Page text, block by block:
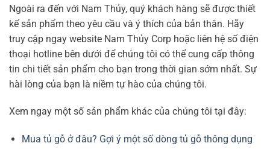
Ngoài ra đến với Nam Thủy, quý khách hàng sẽ được thiết
kế sản phẩm theo yêu cầu và ý thích của bản thân. Hãy
truy cập ngay website Nam Thủy Corp hoặc liên hệ số điện
thoại hotline bên dưới để chúng tôi có thể cung cấp thông
tin chi tiết sản phẩm cho bạn trong thời gian sớm nhất. Sự
hài lòng của bạn là niềm tự hào của chúng tôi.
Xem ngay một số sản phẩm khác của chúng tôi tại đây:
Mua tủ gỗ ở đâu? Gợi ý một số dòng tủ gỗ thông dụng